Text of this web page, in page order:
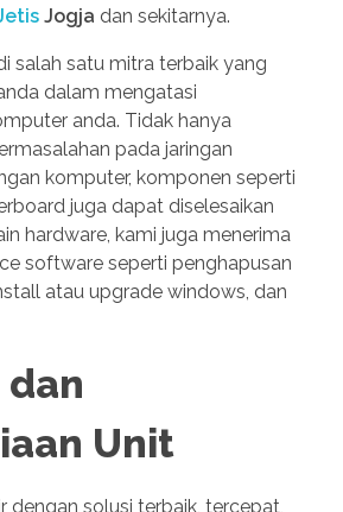
Jogja dan sekitarnya.
salah satu mitra terbaik yang
dalam mengatasi
anda. Tidak hanya
pada jaringan
komputer, komponen seperti
juga dapat diselesaikan
hardware, kami juga menerima
software seperti penghapusan
atau upgrade windows, dan
Unit
dengan solusi terbaik, tercepat,